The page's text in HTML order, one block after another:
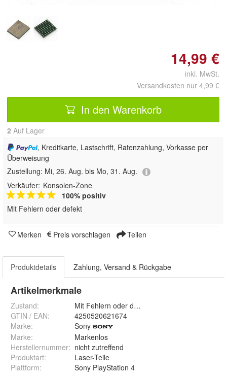
14,99 €
inkl. MwSt.
Versandkosten nur 4,99 €
In den Warenkorb
2 Auf Lager
, Kreditkarte, Lastschrift, Ratenzahlung, Vorkasse per
Überweisung
Zustellung: Mi, 26. Aug. bis Mo, 31. Aug.
Verkäufer: Konsolen-Zone
100% positiv
Mit Fehlern oder defekt
Merken Preis vorschlagen Teilen
Produktdetails Zahlung, Versand & Rückgabe
Artikelmerkmale
Zustand:
Mit Fehlern oder defekt
GTIN / EAN:
4250520621674
Marke:
Sony
Marke:
Markenlos
Herstellernummer: nicht zutreffend
Produktart:
Laser-Teile
Plattform: Sony PlayStation 4